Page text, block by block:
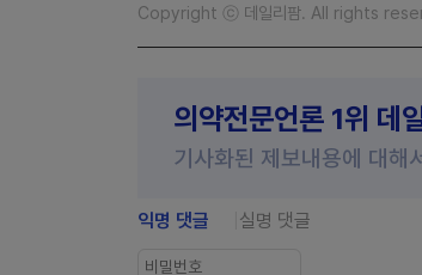
Copyright ⓒ 데일리팜. All rights
의약전문언론 1위 데
기사화된 제보내용에 대해
익명 댓글 실명 댓글